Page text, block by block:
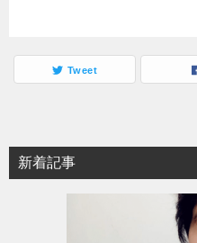
Tweet
新着記事